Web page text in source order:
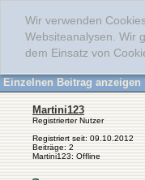
Wir verwenden
Websiteanalysen. Wir
dem Einsatz von
Einzelnen Beitrag anzeigen
Martini123
Registrierter Nutzer
Registriert seit: 09.10.2012
Beiträge: 2
Martini123: Offline